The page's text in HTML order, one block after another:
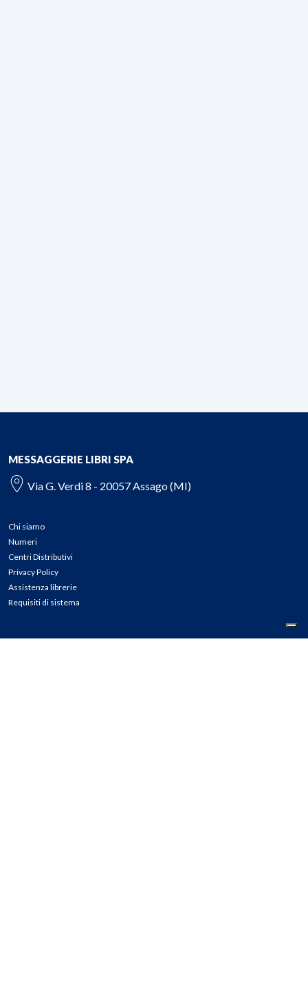
MESSAGGERIE LIBRI SPA
Via G. Verdi 8 - 20057 Assago (MI)
Chi siamo
Numeri
Centri Distributivi
Privacy Policy
Assistenza librerie
Requisiti di sistema
CONTATTI